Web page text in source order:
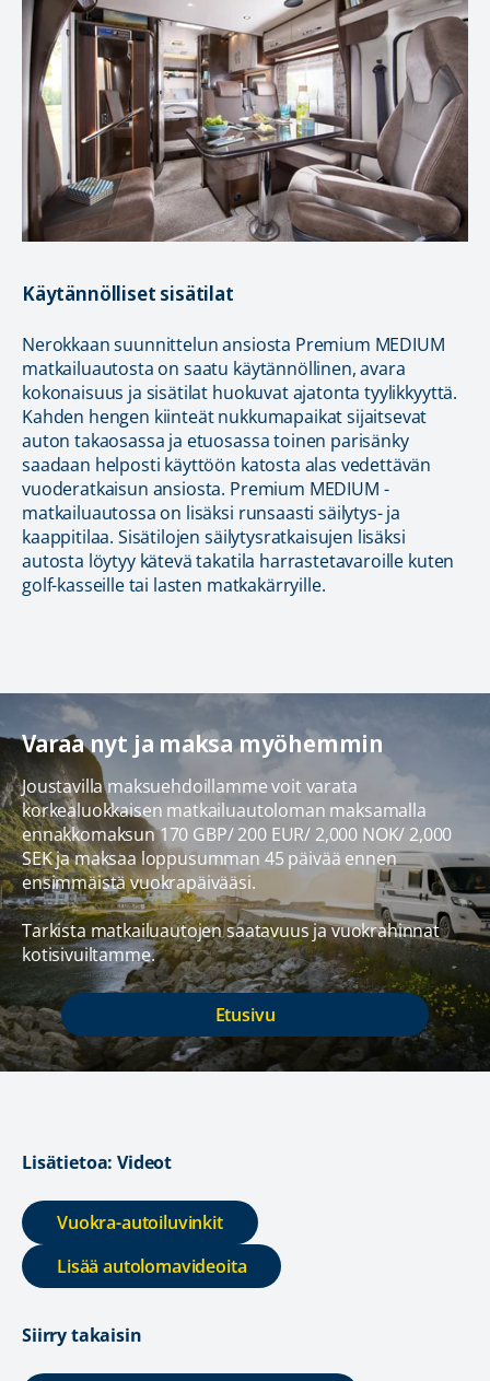
Käytännölliset sisätilat
Nerokkaan suunnittelun ansiosta Premium MEDIUM
matkailuautosta on saatu käytännöllinen, avara
kokonaisuus ja sisätilat huokuvat ajatonta tyylikkyyttä.
Kahden hengen kiinteät nukkumapaikat sijaitsevat
auton takaosassa ja etuosassa toinen parisänky
saadaan helposti käyttöön katosta alas vedettävän
vuoderatkaisun ansiosta. Premium MEDIUM -
matkailuautossa on lisäksi runsaasti säilytys- ja
kaappitilaa. Sisätilojen säilytysratkaisujen lisäksi
autosta löytyy kätevä takatila harrastetavaroille kuten
golf-kasseille tai lasten matkakärryille.
Varaa nyt ja maksa myöhemmin
Joustavilla maksuehdoillamme voit varata
korkealuokkaisen matkailuautoloman maksamalla
ennakkomaksun 170 GBP/ 200 EUR/ 2,000 NOK/ 2,000
SEK ja maksaa loppusumman 45 päivää ennen
ensimmäistä vuokrapäivääsi.
Tarkista matkailuautojen saatavuus ja vuokrahinnat
kotisivuiltamme.
Etusivu
Lisätietoa: Videot
Vuokra-autoiluvinkit
Lisää autolomavideoita
Siirry takaisin